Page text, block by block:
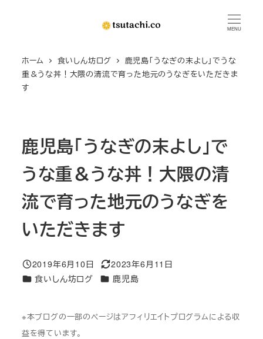
MENU
ホーム 食いしん坊ログ
鹿児島「うなぎの末よし」でうな
重＆うな丼！大隈の清流で育った地元のうなぎをいただきま
す
鹿児島「うなぎの末よし」で
うな重＆うな丼！大隈の清
流で育った地元のうなぎを
いただきます
投稿日
2019年6月10日
更新日
2023年6月11日
カテゴリー
食いしん坊ログ カテゴリー
鹿児島
※本ブログの一部のページはアフィリエイトプログラムによる収
益を得ています。